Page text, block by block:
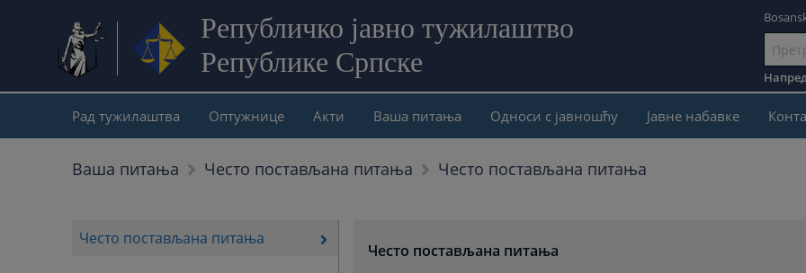
Републичко јавно тужилаштво
Републике Српске
садржај
Рад тужилаштва Оптужнице Акти Ваша питања Односи с јавношћу Јавне набавке
Ваша питања Често постављана питања Често постављана питања
Често постављана питања
Често постављана питања